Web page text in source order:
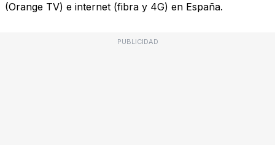
(Orange TV) e internet (fibra y 4G) en España.
PUBLICIDAD